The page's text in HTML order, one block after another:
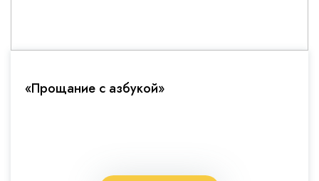
«Прощание с азбукой»